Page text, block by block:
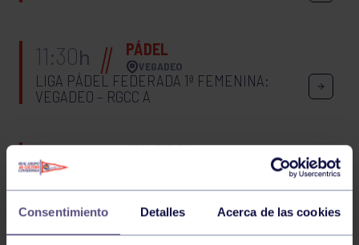
Consentimiento Detalles Acerca de las cookies
11:30h PÁDEL
VEGADEO
LIGA PÁDEL FEDERADA 1ª FEMENINA:
VEGADEO – RGCC A
16:30 VOLEIBOL
SENIOR FEMENINA: 3º PUESTO – 4º PUESTO